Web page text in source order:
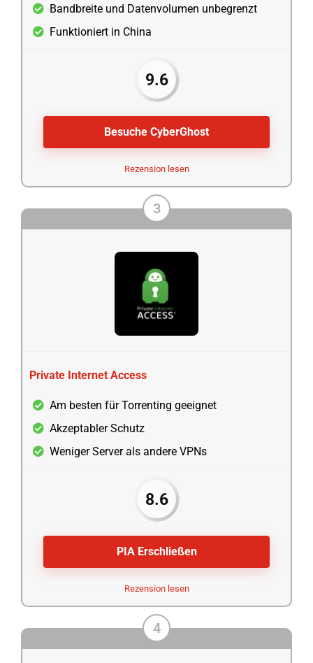
Bandbreite und Datenvolumen unbegrenzt
Funktioniert in China
9.6
Besuche CyberGhost
Rezension lesen
3
Private Internet Access
Am besten für Torrenting geeignet
Akzeptabler Schutz
Weniger Server als andere VPNs
8.6
PIA Erschließen
Rezension lesen
4